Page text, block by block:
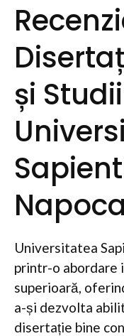
și
Napoca
Universitatea
printr-o abordare
superioară,
a-și dezvolta
disertație bine